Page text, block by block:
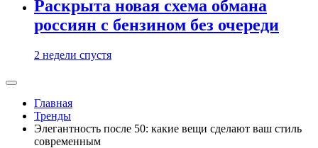
Раскрыта новая схема обмана
россиян с бензином без очереди
2 недели спустя
Главная
Тренды
Элегантность после 50: какие вещи сделают ваш стиль
современным